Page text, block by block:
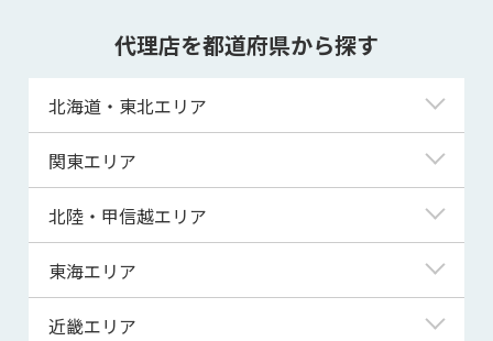
代理店を都道府県から探す
北海道・東北エリア
北海道
青森県
宮城県
関東エリア
東京都
神奈川県
埼玉県
北陸・甲信越エリア
新潟県
富山県
東海エリア
岐阜県
近畿エリア